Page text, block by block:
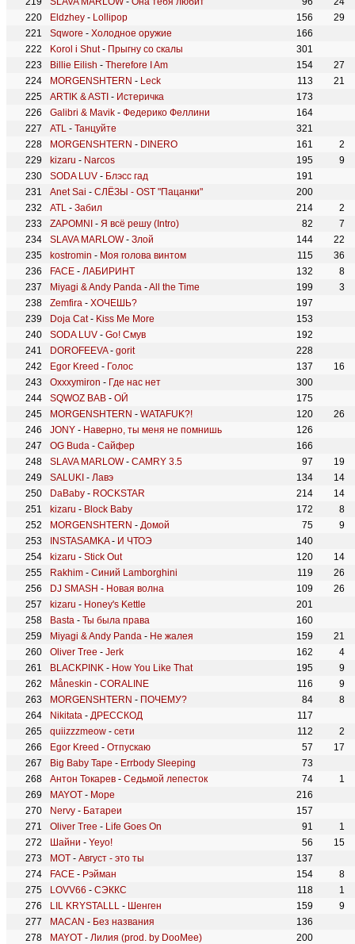
Eldzhey - Lollipop 156
29
Sqwore - Холодное оружие
166
Korol i Shut- Прыгну со скалы
301
Billie Eilish - Therefore I Am 154
27
MORGENSHTERN - Leck 113
21
ARTIK & ASTI - Истеричка
173
Galibri & Mavik - Федерико Феллини
164
ATL - Танцуйте
321
MORGENSHTERN - DINERO 161
2
kizaru - Narcos 195
9
SODA LUV - Блэсс гад
191
Anet Sai - СЛЁЗЫ - OST "Пацанки"
200
ATL - Забил 214
2
ZAPOMNI - Я всё решу (Intro) 82
7
SLAVA MARLOW- Злой 144
22
kostromin - Моя голова винтом 115
36
FACE - ЛАБИРИНТ 132
8
Miyagi & Andy Panda -All the Time 199
3
Zemfira - ХОЧЕШЬ?
197
Doja Cat- Kiss Me More
153
SODA LUV - Go! Смув
192
DOROFEEVA- gorit
228
Egor Kreed - Голос 137
16
Oxxxymiron - Где нас нет
300
SQWOZ BAB - ОЙ
175
MORGENSHTERN - WATAFUK?! 120
26
JONY - Наверно, ты меня не помнишь
126
OG Buda - Сайфер
166
SLAVA MARLOW- CAMRY 3.5 97
19
SALUKI - Лавэ 134
14
DaBaby - ROCKSTAR 214
14
kizaru - Block Baby 172
8
MORGENSHTERN - Домой 75
9
INSTASAMKA- И ЧТОЭ
140
kizaru - Stick Out 120
14
Rakhim - Синий Lamborghini 119
26
DJ SMASH - Новая волна 109
26
kizaru - Honey's Kettle
201
Basta - Ты была права
160
Miyagi & Andy Panda - Не жалея 159
21
Oliver Tree - Jerk 162
4
BLACKPINK - How You Like That 195
9
Måneskin - CORALINE 116
9
MORGENSHTERN - ПОЧЕМУ? 84
8
Nikitata - ДРЕССКОД
117
quiizzzmeow - cети 112
2
Egor Kreed - Отпускаю 57
17
Big Baby Tape - Errbody Sleeping
73
Антон Токарев - Седьмой лепесток 74
1
MAYOT - Море
216
Nervy - Батареи
157
Oliver Tree - Life Goes On 91
1
Шайни - Yeyo! 56
15
МОТ - Август - это ты
137
FACE - Рэйман 154
8
LOVV66 - СЭККС 118
1
LIL KRYSTALLL - Шенген 159
9
MACAN - Без названия
136
MAYOT - Лилия (prod. by DooMee)
200